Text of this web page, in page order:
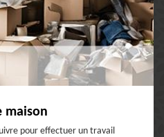
maison
pour effectuer un travail